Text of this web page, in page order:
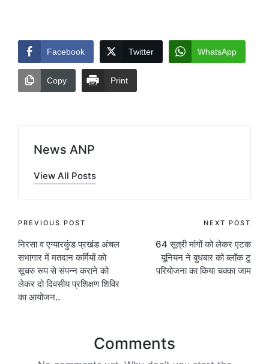
Facebook Twitter WhatsApp
Copy Print
News ANP
View All Posts
Post
navigation
PREVIOUS POST
निरसा व एग्यारकुंड प्रखंड अंचल
सभागार में मतदान कर्मियों को
सूचरु रूप से संपन्न कराने को
लेकर दो दिवसीय प्रशिक्षण शिविर
का आयोजन..
NEXT POST
64 सूत्री मांगों को लेकर एटक
यूनियन ने बुधबार को ब्लॉक टु
परियोजना का किया चक्का जाम
Comments